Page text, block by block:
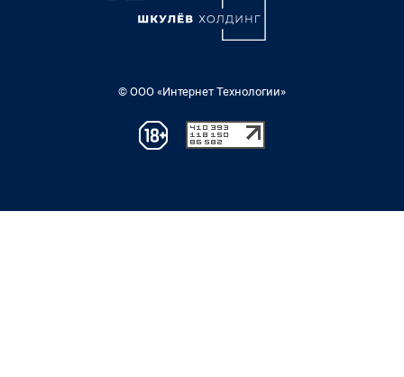
© ООО «Интернет Технологии»